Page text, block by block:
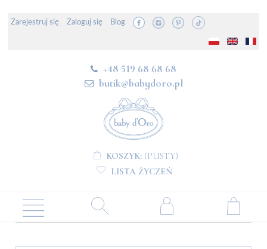
Zarejestruj się Zaloguj się Blog
+48 519 68 68 68
butik@babydoro.pl
KOSZYK: (PUSTY)
LISTA ŻYCZEŃ